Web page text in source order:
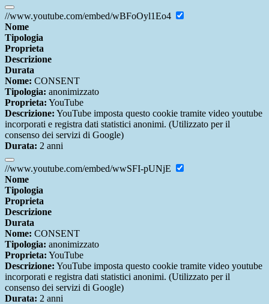
//www.youtube.com/embed/wBFoOyl1Eo4
Nome
Tipologia
Proprieta
Descrizione
Durata
Nome: CONSENT
Tipologia: anonimizzato
Proprieta: YouTube
Descrizione: YouTube imposta questo cookie tramite video youtube
incorporati e registra dati statistici anonimi. (Utilizzato per il
consenso dei servizi di Google)
Durata: 2 anni
//www.youtube.com/embed/wwSFI-pUNjE
Nome
Tipologia
Proprieta
Descrizione
Durata
Nome: CONSENT
Tipologia: anonimizzato
Proprieta: YouTube
Descrizione: YouTube imposta questo cookie tramite video youtube
incorporati e registra dati statistici anonimi. (Utilizzato per il
consenso dei servizi di Google)
Durata: 2 anni